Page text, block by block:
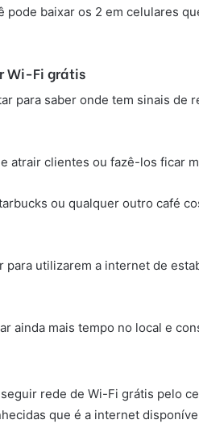
baixar os 2 em celulares
Wi-Fi grátis
para saber onde tem sinais de
atrair clientes ou fazê-los ficar
ou qualquer outro café
utilizarem a internet de
ainda mais tempo no local e
rede de Wi-Fi grátis pelo
que é a internet